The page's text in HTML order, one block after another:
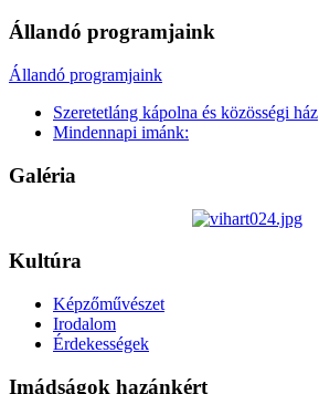
Állandó programjaink
Állandó programjaink
Szeretetláng kápolna és közösségi ház
Mindennapi imánk:
Galéria
Kultúra
Képzőművészet
Irodalom
Érdekességek
Imádságok hazánkért